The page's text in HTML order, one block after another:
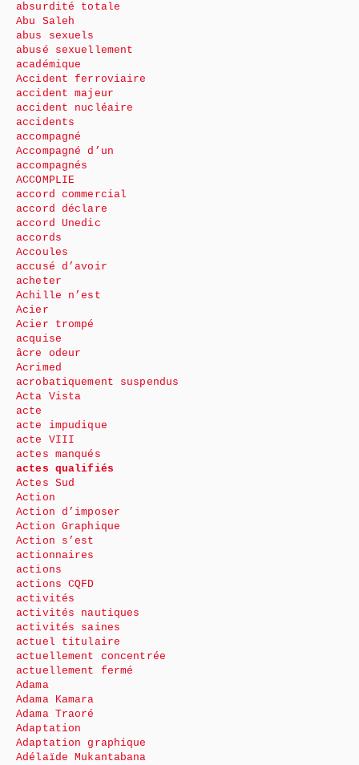
absurdité totale
Abu Saleh
abus sexuels
abusé sexuellement
académique
Accident ferroviaire
accident majeur
accident nucléaire
accidents
accompagné
Accompagné d’un
accompagnés
ACCOMPLIE
accord commercial
accord déclare
accord Unedic
accords
Accoules
accusé d’avoir
acheter
Achille n’est
Acier
Acier trompé
acquise
âcre odeur
Acrimed
acrobatiquement suspendus
Acta Vista
acte
acte impudique
acte VIII
actes manqués
actes qualifiés
Actes Sud
Action
Action d’imposer
Action Graphique
Action s’est
actionnaires
actions
actions CQFD
activités
activités nautiques
activités saines
actuel titulaire
actuellement concentrée
actuellement fermé
Adama
Adama Kamara
Adama Traoré
Adaptation
Adaptation graphique
Adélaïde Mukantabana